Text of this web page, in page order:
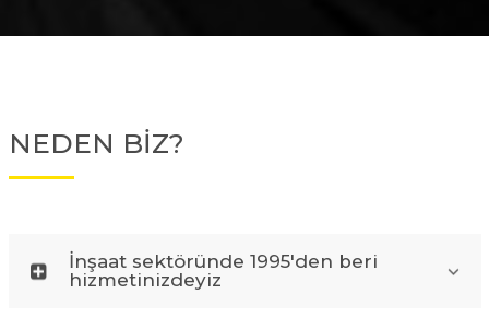
NEDEN BİZ?
İnşaat sektöründe 1995'den beri
hizmetinizdeyiz